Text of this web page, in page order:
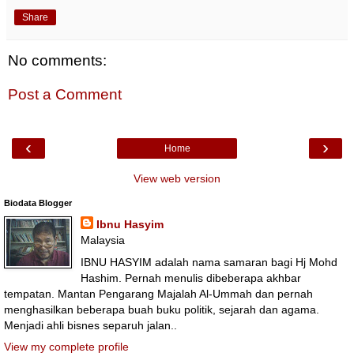
Share
No comments:
Post a Comment
‹ ›
Home
View web version
Biodata Blogger
Ibnu Hasyim
Malaysia
IBNU HASYIM adalah nama samaran bagi Hj Mohd
Hashim. Pernah menulis dibeberapa akhbar
tempatan. Mantan Pengarang Majalah Al-Ummah dan pernah
menghasilkan beberapa buah buku politik, sejarah dan agama.
Menjadi ahli bisnes separuh jalan..
View my complete profile